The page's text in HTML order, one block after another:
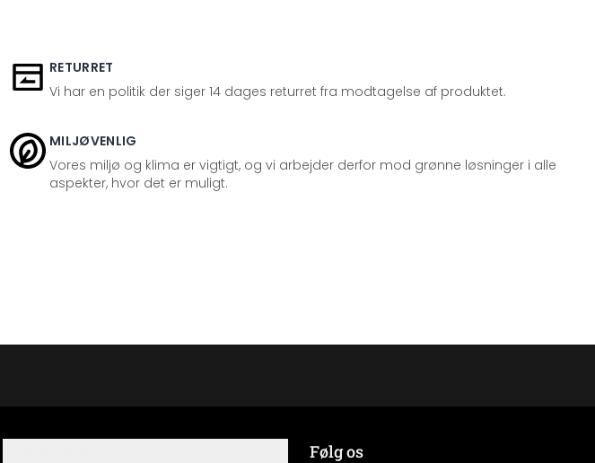
RETURRET
Vi har en politik der siger 14 dages returret fra modtagelse af produktet.
MILJØVENLIG
Vores miljø og klima er vigtigt, og vi arbejder derfor mod grønne løsninger i alle
aspekter, hvor det er muligt.
Følg os